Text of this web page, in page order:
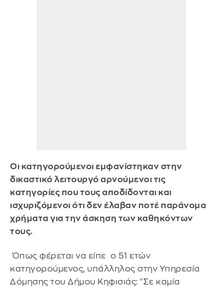
Οι κατηγορούμενοι εμφανίστηκαν στην
δικαστικό λειτουργό αρνούμενοι τις
κατηγορίες που τους αποδίδονται και
ισχυριζόμενοι ότι δεν έλαβαν ποτέ παράνομα
χρήματα για την άσκηση των καθηκόντων
τους.
Όπως φέρεται να είπε ο 51 ετών
κατηγορούμενος, υπάλληλος στην Υπηρεσία
Δόμησης του Δήμου Κηφισιάς: "Σε καμία